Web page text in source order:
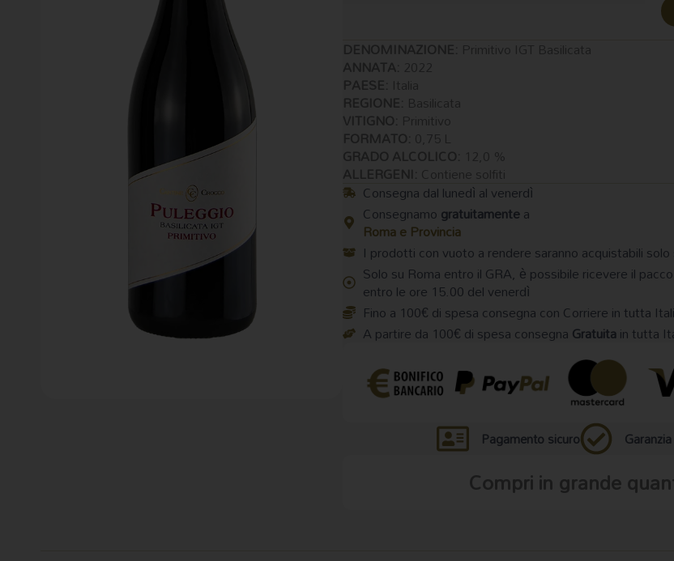
Consegna dal lunedì al venerdì
Consegnamogratuitamentea
Roma e Provincia
I prodotti con vuoto a rendere saranno acquistabili solo
Solo su Roma entro il GRA, è possibile ricevere il
entro le ore 15.00 del venerdì
Fino a 100€ di spesa consegna con Corriere in tutta
A partire da 100€ di spesa consegnaGratuitain tutta
Pagamento sicuro
Compri in grande